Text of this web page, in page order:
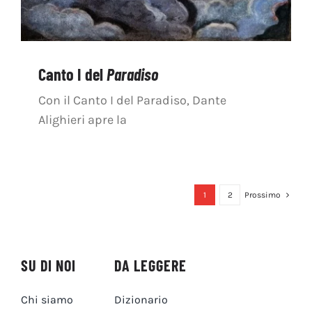
Canto I delParadiso
Con il Canto I del Paradiso, Dante
Alighieri apre la
1 2 Prossimo
SU DI NOI
Chi siamo
DA LEGGERE
Dizionario